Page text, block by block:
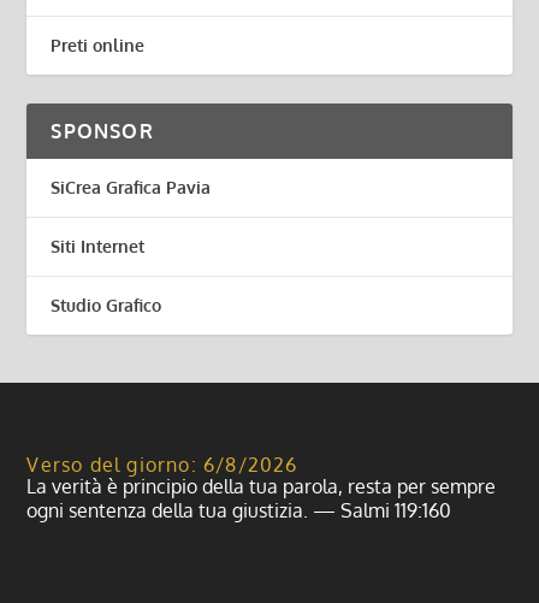
Preti online
SPONSOR
SiCrea Grafica Pavia
Siti Internet
Studio Grafico
Verso del giorno: 6/8/2026
La verità è principio della tua parola, resta per sempre
ogni sentenza della tua giustizia. — Salmi 119:160